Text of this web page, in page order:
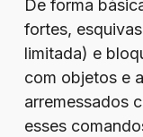
De forma
fortes,
limitada) e
com objetos e
arremessados
esses